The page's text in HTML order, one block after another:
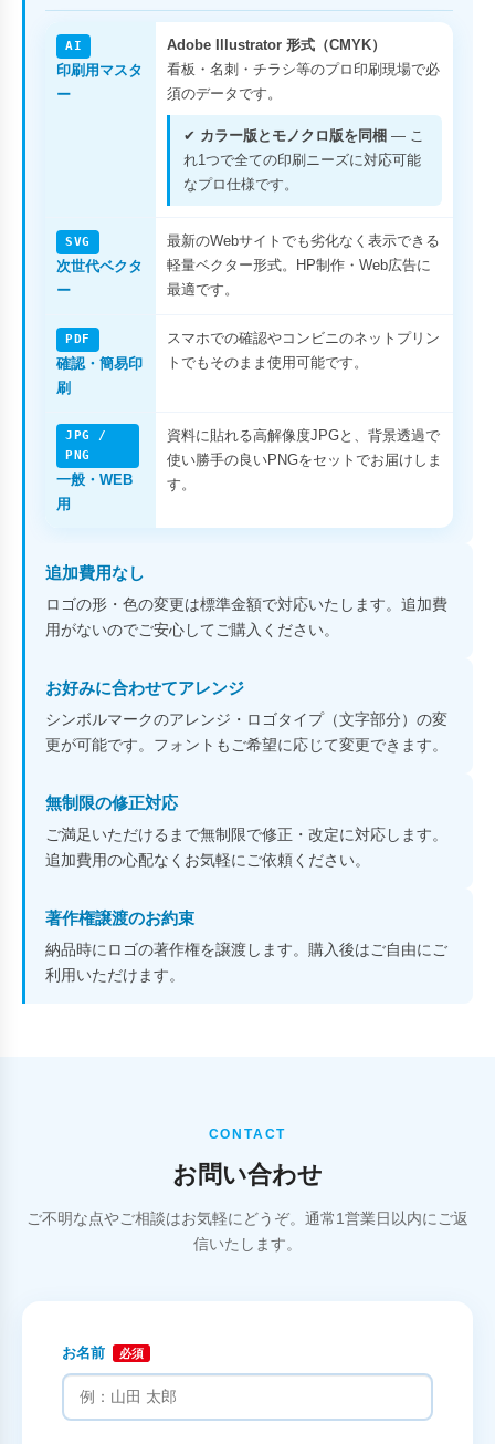
AI
印刷用マスタ
ー
Adobe Illustrator 形式（CMYK）
看板・名刺・チラシ等のプロ印刷現場で必
須のデータです。
✔ カラー版とモノクロ版を同梱 — こ
れ1つで全ての印刷ニーズに対応可能
なプロ仕様です。
SVG
次世代ベクタ
ー
最新のWebサイトでも劣化なく表示できる
軽量ベクター形式。HP制作・Web広告に
最適です。
PDF
確認・簡易印
刷
スマホでの確認やコンビニのネットプリン
トでもそのまま使用可能です。
JPG /
PNG
一般・WEB
用
資料に貼れる高解像度JPGと、背景透過で
使い勝手の良いPNGをセットでお届けしま
す。
追加費用なし
ロゴの形・色の変更は標準金額で対応いたします。追加費
用がないのでご安心してご購入ください。
お好みに合わせてアレンジ
シンボルマークのアレンジ・ロゴタイプ（文字部分）の変
更が可能です。フォントもご希望に応じて変更できます。
無制限の修正対応
ご満足いただけるまで無制限で修正・改定に対応します。
追加費用の心配なくお気軽にご依頼ください。
著作権譲渡のお約束
納品時にロゴの著作権を譲渡します。購入後はご自由にご
利用いただけます。
CONTACT
お問い合わせ
ご不明な点やご相談はお気軽にどうぞ。通常1営業日以内にご返
信いたします。
お名前 必須